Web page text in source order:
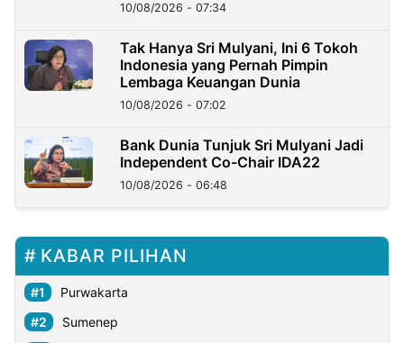
10/08/2026 - 07:34
Tak Hanya Sri Mulyani, Ini 6 Tokoh
Indonesia yang Pernah Pimpin
Lembaga Keuangan Dunia
10/08/2026 - 07:02
Bank Dunia Tunjuk Sri Mulyani Jadi
Independent Co-Chair IDA22
10/08/2026 - 06:48
KABAR PILIHAN
Purwakarta
Sumenep